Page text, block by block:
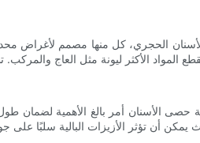
الحجري، كل منها مصمم لأغراض
حصى الأسنان أمر بالغ الأهمية لضمان